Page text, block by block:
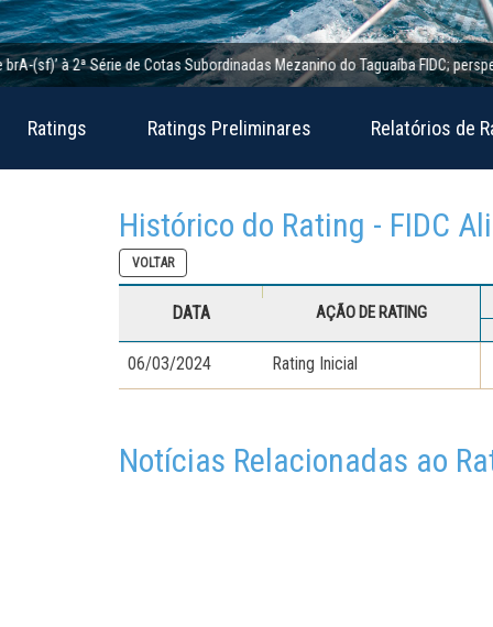
2ª Série de Cotas Subordinadas Mezanino do Taguaíba FIDC; perspectiva
Ratings Ratings Preliminares Relatórios de
Histórico do Rating - FIDC
VOLTAR
DATA AÇÃO DE RATING
06/03/2024 Rating Inicial
Notícias Relacionadas ao